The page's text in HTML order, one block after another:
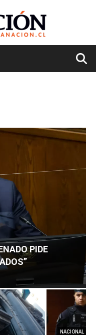
PIDE
NACIONAL